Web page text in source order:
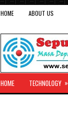
HOME ABOUT US
HOME TECHNOLOGY »